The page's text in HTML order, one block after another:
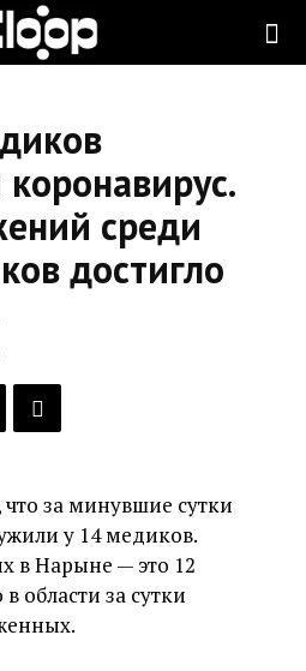
среди
достигло
за минувшие сутки
у 14 медиков.
в Нарыне — это 12
области за сутки